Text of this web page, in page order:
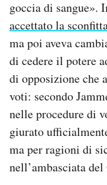
goccia di sangue».
accettato la
ma poi aveva
di cedere il potere
di opposizione che
voti: secondo
nelle procedure di
giurato
ma per ragioni di
nell’ambasciata